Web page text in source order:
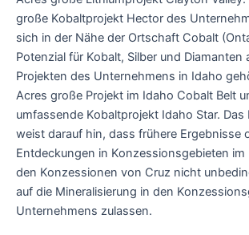
große Kobaltprojekt Hector des
sich in der Nähe der Ortschaft Cobalt
Potenzial für Kobalt, Silber und Diamanten
Projekten des Unternehmens in Idaho
Acres große Projekt im Idaho Cobalt Belt
umfassende Kobaltprojekt Idaho Star.
weist darauf hin, dass frühere Ergebnisse
Entdeckungen in Konzessionsgebieten im
den Konzessionen von Cruz nicht
auf die Mineralisierung in den
Unternehmens zulassen.